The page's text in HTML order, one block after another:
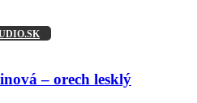
– orech lesklý